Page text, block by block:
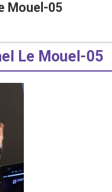
Le Mouel-05
Mouel-05